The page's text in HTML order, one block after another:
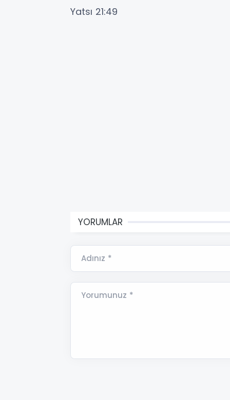
Yatsı 21:49
YORUMLAR
Adınız *
Yorumunuz *